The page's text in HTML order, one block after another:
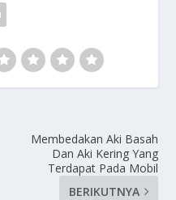
Membedakan Aki Basah
Dan Aki Kering Yang
Terdapat Pada Mobil
BERIKUTNYA